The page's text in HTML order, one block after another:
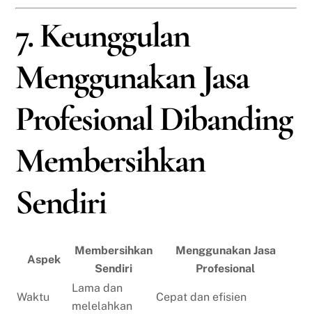
7. Keunggulan
Menggunakan Jasa
Profesional Dibanding
Membersihkan
Sendiri
Aspek
Membersihkan
Sendiri
Menggunakan Jasa
Profesional
Waktu
Lama dan
melelahkan
Cepat dan efisien